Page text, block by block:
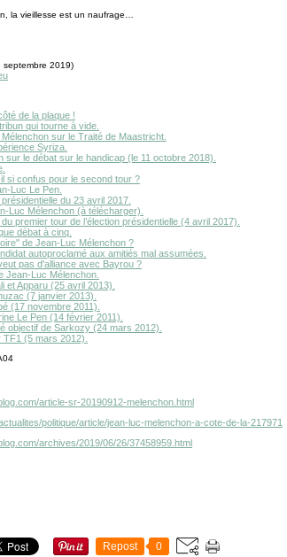
la vieillesse est un naufrage…
septembre 2019)
de la plaque !
qui tourne à vide.
sur le Traité de Maastricht.
Syriza.
sur le débat sur le handicap (le 11 octobre 2018).
si confus pour le second tour ?
Luc Le Pen.
du 23 avril 2017.
Luc Mélenchon (à télécharger).
premier tour de l’élection présidentielle (4 avril 2017).
débat à cinq.
de Jean-Luc Mélenchon ?
autoproclamé aux amitiés mal assumées.
pas d'alliance avec Bayrou ?
Jean-Luc Mélenchon.
et Apparu (25 avril 2013).
(7 janvier 2013).
(17 novembre 2011).
Le Pen (14 février 2011).
objectif de Sarkozy (24 mars 2012).
(5 mars 2012).
article-sr-20190912-melenchon.html
politique/article/jean-luc-melenchon-a-cote-de-la-217971
archives/2019/06/26/37458959.html
Repost 0